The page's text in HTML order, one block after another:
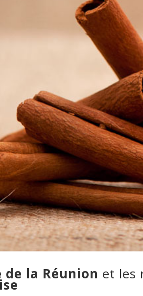
de la Réunion et les